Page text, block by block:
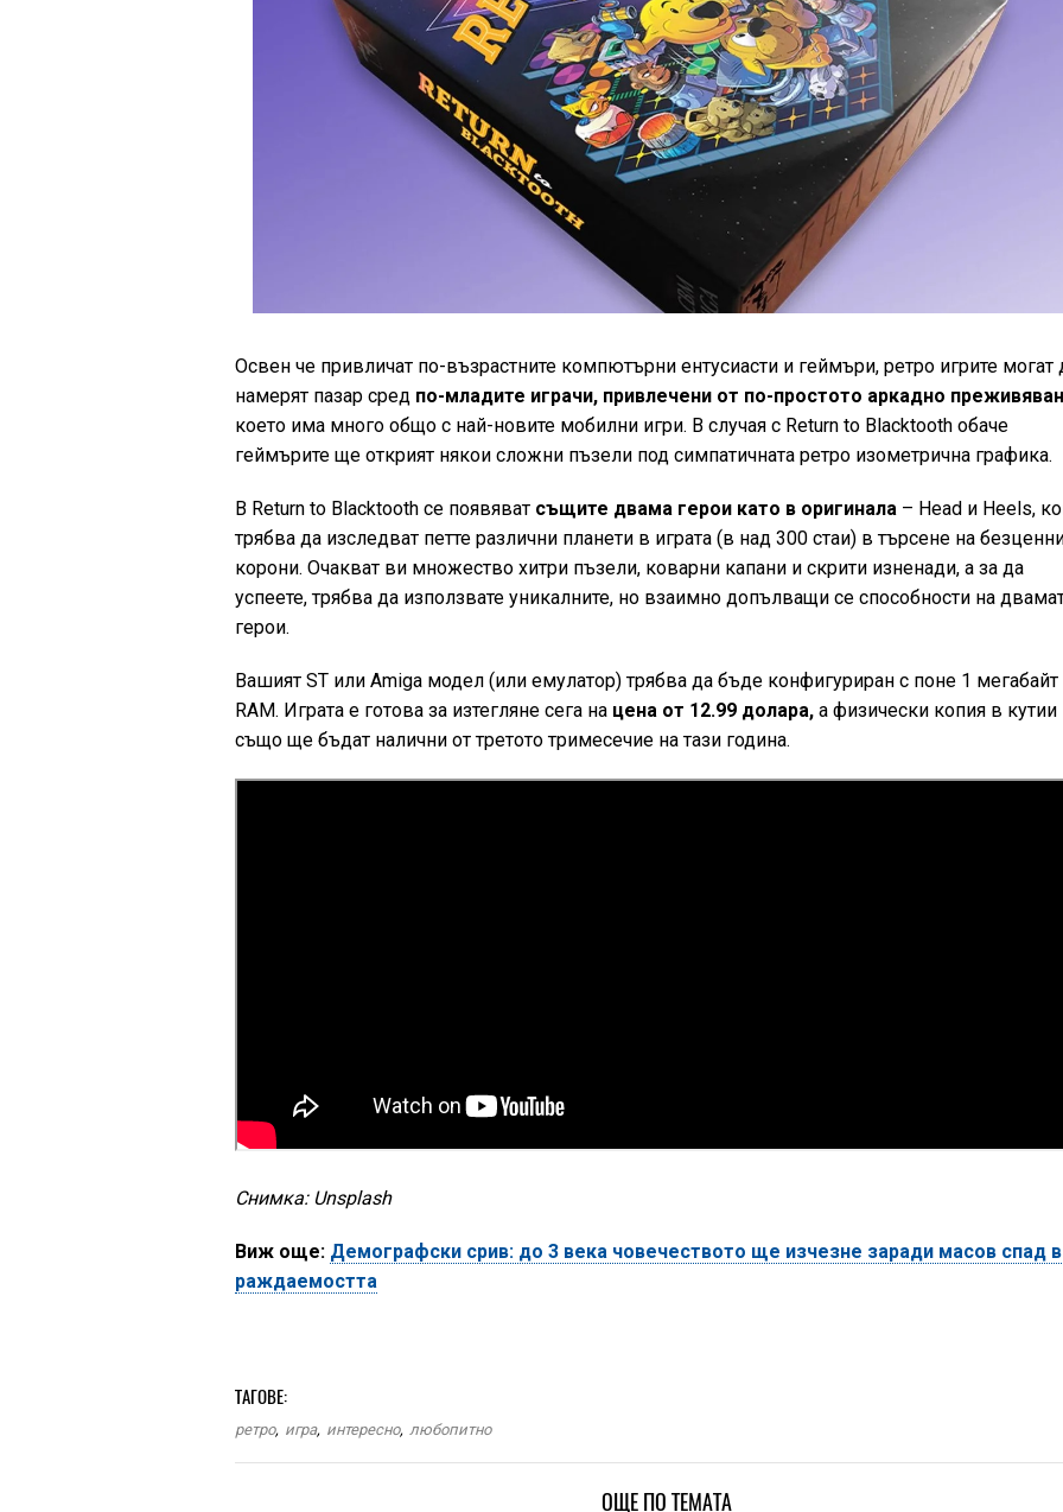
Освен че привличат по-възрастните компютърни ентусиасти и геймъри, ретро игрите могат
намерят пазар сред по-младите играчи, привлечени от по-простото аркадно
което има много общо с най-новите мобилни игри. В случая с Return to Blacktooth обаче
геймърите ще открият някои сложни пъзели под симпатичната ретро изометрична графика.
В Return to Blacktooth се появяват същите двама герои като в оригинала – Head и Heels,
трябва да изследват петте различни планети в играта (в над 300 стаи) в търсене на
корони. Очакват ви множество хитри пъзели, коварни капани и скрити изненади, а за да
успеете, трябва да използвате уникалните, но взаимно допълващи се способности на
герои.
Вашият ST или Amiga модел (или емулатор) трябва да бъде конфигуриран с поне 1 мегабайт
RAM. Играта е готова за изтегляне сега на цена от 12.99 долара, а физически копия в кутии
също ще бъдат налични от третото тримесечие на тази година.
Снимка: Unsplash
Виж още: Демографски срив: до 3 века човечеството ще изчезне заради масов спад в
раждаемостта
ТАГОВЕ:
ретро, игра, интересно, любопитно
ОЩЕ ПО ТЕМАТА